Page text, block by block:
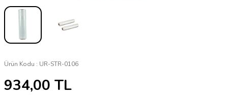
Ürün Kodu : UR-STR-0106
934,00 TL